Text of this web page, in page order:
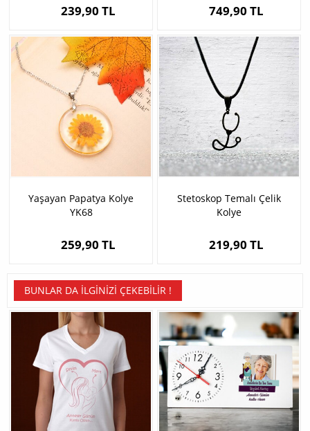
239,90 TL 749,90 TL
Yaşayan Papatya Kolye
YK68
259,90 TL
Stetoskop Temalı Çelik
Kolye
219,90 TL
BUNLAR DA İLGINIZI ÇEKEBILIR !